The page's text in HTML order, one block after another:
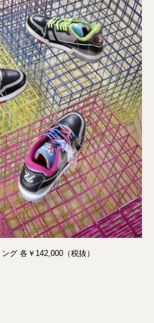
グ 各￥142,000（税抜）